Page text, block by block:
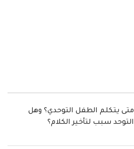
متى يتكلم الطفل التوحدي؟ وهل
التوحد سبب لتأخير الكلام؟